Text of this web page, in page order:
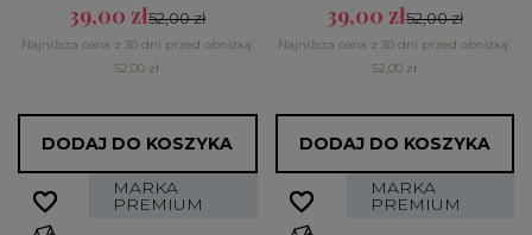
39,00 zł52,00 zł
Najniższa cena z 30 dni przed obniżką:
52,00 zł
DODAJ DO KOSZYKA
39,00 zł52,00 zł
Najniższa cena z 30 dni przed obniżką:
52,00 zł
DODAJ DO KOSZYKA
MARKA
PREMIUM
favorite_border
favorite_border MARKA
PREMIUM
favorite_border
favorite_border